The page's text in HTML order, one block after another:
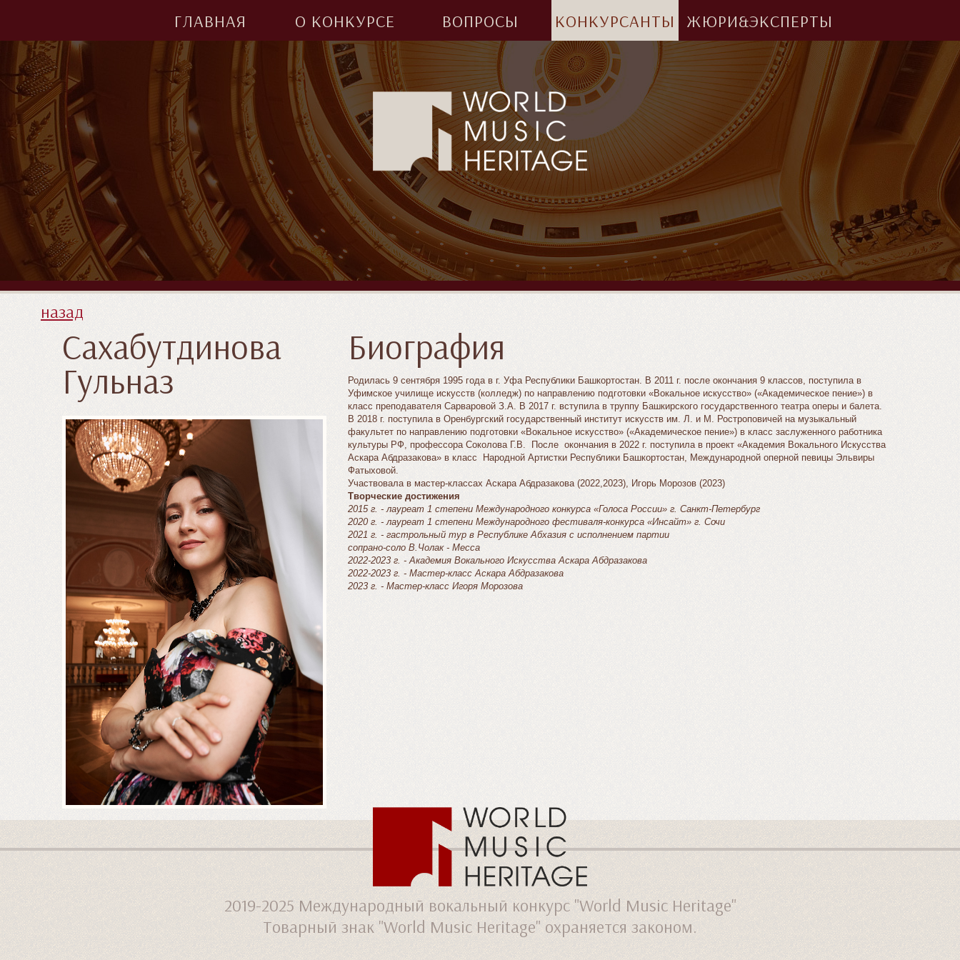
ГЛАВНАЯ О КОНКУРСЕ ВОПРОСЫ КОНКУРСАНТЫ ЖЮРИ&ЭКСПЕРТЫ
назад
Сахабутдинова
Гульназ
Биография
Родилась 9 сентября 1995 года в г. Уфа Республики Башкортостан. В 2011 г. после окончания 9 классов, поступила в
Уфимское училище искусств (колледж) по направлению подготовки «Вокальное искусство» («Академическое пение») в
класс преподавателя Сарваровой З.А. В 2017 г. вступила в труппу Башкирского государственного театра оперы и балета.
В 2018 г. поступила в Оренбургский государственный институт искусств им. Л. и М. Ростроповичей на музыкальный
факультет по направлению подготовки «Вокальное искусство» («Академическое пение») в класс заслуженного работника
культуры РФ, профессора Соколова Г.В. После окончания в 2022 г. поступила в проект «Академия Вокального Искусства
Аскара Абдразакова» в класс Народной Артистки Республики Башкортостан, Международной оперной певицы Эльвиры
Фатыховой.
Участвовала в мастер-классах Аскара Абдразакова (2022,2023), Игорь Морозов (2023)
Творческие достижения
2015 г. - лауреат 1 степени Международного конкурса «Голоса России» г. Санкт-Петербург
2020 г. - лауреат 1 степени Международного фестиваля-конкурса «Инсайт» г. Сочи
2021 г. - гастрольный тур в Республике Абхазия с исполнением партии
сопрано-соло В.Чолак - Месса
2022-2023 г. - Академия Вокального Искусства Аскара Абдразакова
2022-2023 г. - Мастер-класс Аскара Абдразакова
2023 г. - Мастер-класс Игоря Морозова
2019-2025Международный вокальный конкурс "World Music Heritage"
Товарный знак "World Music Heritage" охраняется законом.